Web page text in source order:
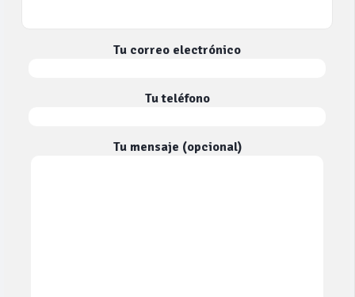
Tu correo electrónico
Tu teléfono
Tu mensaje (opcional)